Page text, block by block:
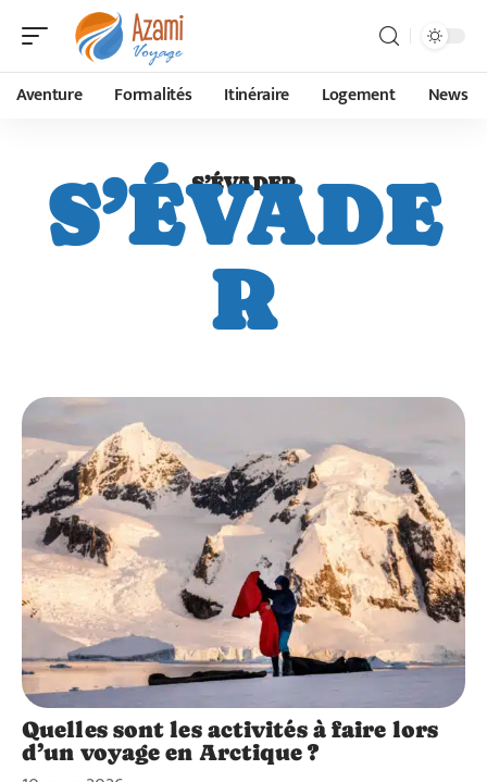
Aventure Formalités Itinéraire Logement News
S’ÉVADER
S’ÉVADE
R
Quelles sont les activités à faire lors
d’un voyage en Arctique ?